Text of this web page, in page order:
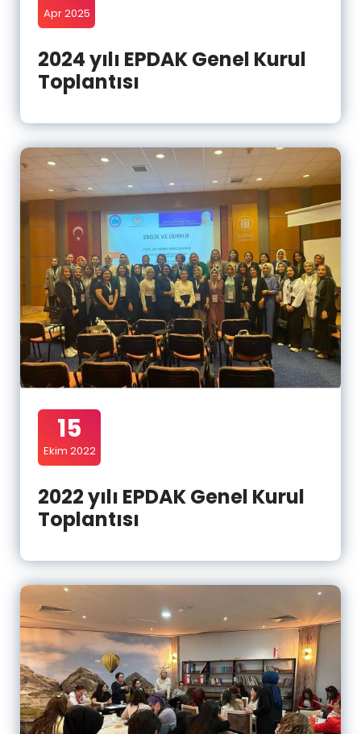
Apr 2025
2024 yılı EPDAK Genel Kurul
Toplantısı
15
Ekim 2022
2022 yılı EPDAK Genel Kurul
Toplantısı